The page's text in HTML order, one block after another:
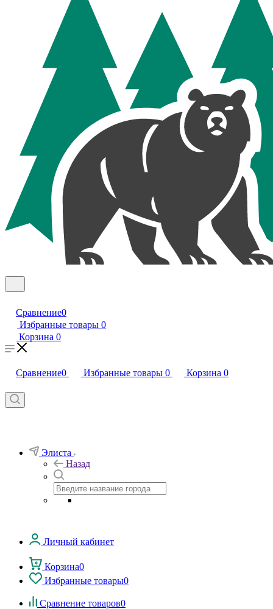
Сравнение0
Избранные товары 0
Корзина 0
Сравнение0 Избранные товары 0 Корзина 0
Элиста
Назад
Личный кабинет
Корзина0
Избранные товары0
Сравнение товаров0